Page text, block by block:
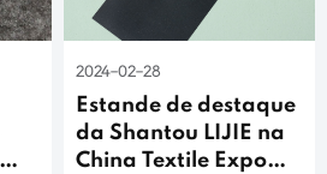
2024-02-28
Estande de destaque
da Shantou LIJIE na
China Textile Expo